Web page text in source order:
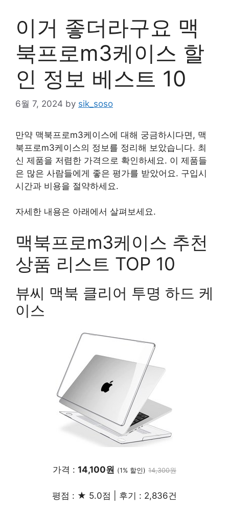
이거 좋더라구요 맥
북프로m3케이스 할
인 정보 베스트 10
6월 7, 2024 by sik_soso
만약 맥북프로m3케이스에 대해 궁금하시다면, 맥
북프로m3케이스의 정보를 정리해 보았습니다. 최
신 제품을 저렴한 가격으로 확인하세요. 이 제품들
은 많은 사람들에게 좋은 평가를 받았어요. 구입시
시간과 비용을 절약하세요.
자세한 내용은 아래에서 살펴보세요.
맥북프로m3케이스 추천
상품 리스트 TOP 10
뷰씨 맥북 클리어 투명 하드 케
이스
가격 : 14,100원 (1% 할인) 14,300원
평점 : ★ 5.0점 | 후기 : 2,836건